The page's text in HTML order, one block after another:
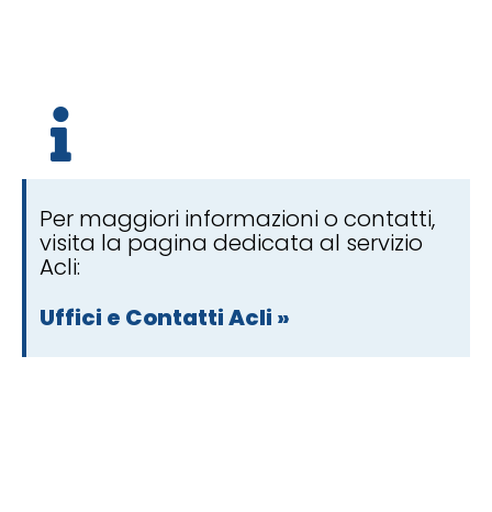
Per maggiori informazioni o contatti,
visita la pagina dedicata al servizio
Acli:
Uffici e Contatti Acli »